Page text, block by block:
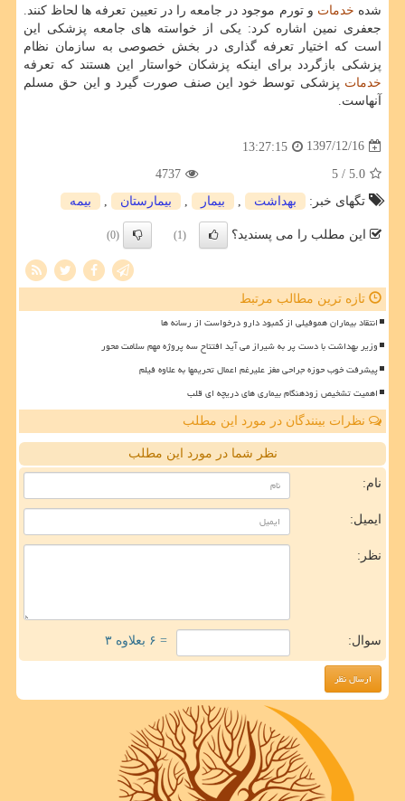
شده خدمات و تورم موجود در جامعه را در تعیین تعرفه ها لحاظ كنند.
جعفری نمین اشاره كرد: یكی از خواسته های جامعه پزشكی این
است كه اختیار تعرفه گذاری در بخش خصوصی به سازمان نظام
پزشكی بازگردد برای اینكه پزشكان خواستار این هستند كه تعرفه
خدمات پزشكی توسط خود این صنف صورت گیرد و این حق مسلم
آنهاست.
1397/12/16
13:27:15
5.0
/ 5
4737
تگهای خبر:
بهداشت بیمار بیمارستان بیمه
این مطلب را می پسندید؟ (1)
(0)
تازه ترین مطالب مرتبط
انتقاد بیماران هموفیلی از کمبود دارو درخواست از رسانه ها
وزیر بهداشت با دست پر به شیراز می آید افتتاح سه پروژه مهم سلامت محور
پیشرفت خوب حوزه جراحی مغز علیرغم اعمال تحریمها به علاوه فیلم
اهمیت تشخیص زودهنگام بیماری های دریچه ای قلب
نظرات بینندگان در مورد این مطلب
نظر شما در مورد این مطلب
نام:
ایمیل:
نظر:
سوال: = ۶ بعلاوه ۳